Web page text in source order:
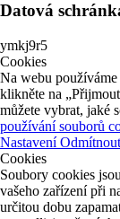
Datová
ymkj9r5
Cookies
Na webu
klikněte na
můžete vybrat, jaké
používání souborů
Nastavení
Cookies
Soubory cookies
vašeho zařízení při
určitou dobu